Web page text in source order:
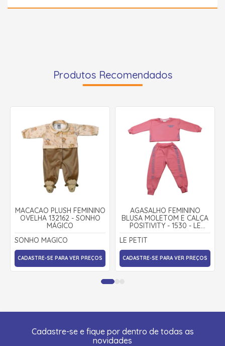
Produtos Recomendados
MACACÃO PLUSH FEMININO
OVELHA 132162 - SONHO
MÁGICO
SONHO MAGICO
CADASTRE-SE PARA VER PREÇOS
AGASALHO FEMININO
BLUSA MOLETOM E CALÇA
POSITIVITY - 1530 - LE
PETIT
LE PETIT
CADASTRE-SE PARA VER PREÇOS
Cadastre-se e fique por dentro de todas as
novidades